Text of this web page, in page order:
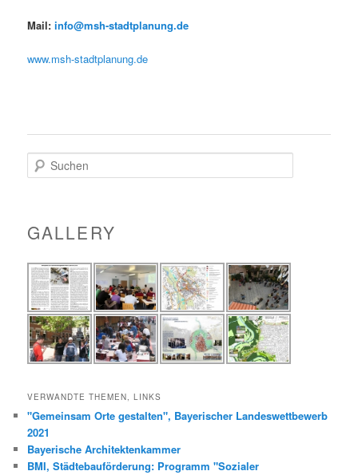
Mail:info@msh-stadtplanung.de
www.msh-stadtplanung.de
u
n
GALLERY
VERWANDTE THEMEN, LINKS
"Gemeinsam Orte gestalten", Bayerischer Landeswettbewerb
2021
Bayerische Architektenkammer
BMI, Städtebauförderung: Programm "Sozialer